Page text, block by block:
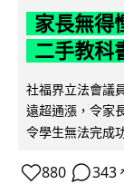
家長無得
二手教科
社福界立法會議
遠超通漲，令家
令學生無法完成
880 343